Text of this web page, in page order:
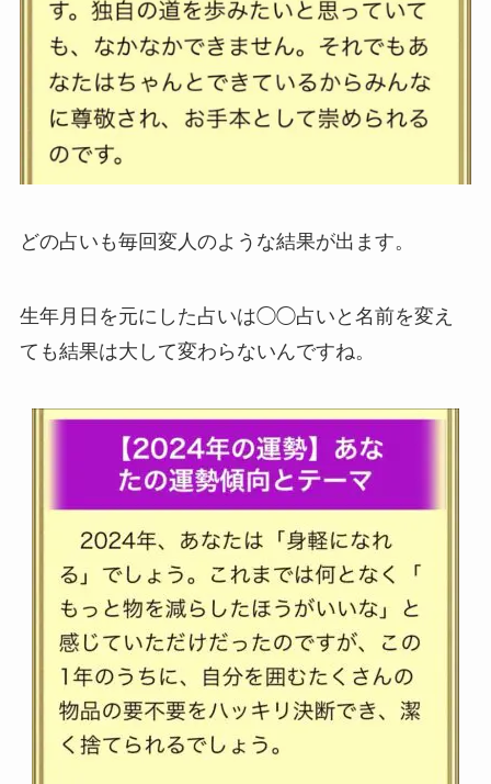
どの占いも毎回変人のような結果が出ます。
生年月日を元にした占いは◯◯占いと名前を変え
ても結果は大して変わらないんですね。